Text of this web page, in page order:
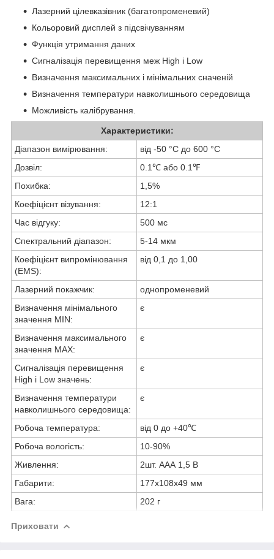
Лазерний цілевказівник (багатопроменевий)
Кольоровий дисплей з підсвічуванням
Функція утримання даних
Сигналізація перевищення меж High і Low
Визначення максимальних і мінімальних сначеній
Визначення температури навколишнього середовища
Можливість калібрування.
Характеристики:
Діапазон вимірювання:
від -50 °С до 600 °С
Дозвіл:
0.1℃ або 0.1℉
Похибка:
1,5%
Коефіцієнт візування:
12:1
Час відгуку:
500 мс
Спектральний діапазон:
5-14 мкм
Коефіцієнт випромінювання
(EMS):
від 0,1 до 1,00
Лазерний покажчик:
однопроменевий
Визначення мінімального
значення MIN:
є
Визначення максимального
значення MAX:
є
Сигналізація перевищення
High і Low значень:
є
Визначення температури
навколишнього середовища:
є
Робоча температура:
від 0 до +40℃
Робоча вологість:
10-90%
Живлення:
2шт. ААА 1,5 В
Габарити:
177x108x49 мм
Вага:
202 г
Приховати